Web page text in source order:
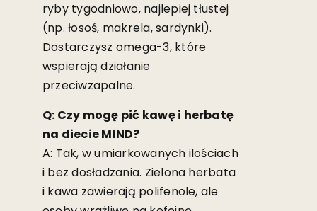
ryby tygodniowo, najlepiej tłustej
(np. łosoś, makrela, sardynki).
Dostarczysz omega-3, które
wspierają działanie
przeciwzapalne.
Q: Czy mogę pić kawę i herbatę
na diecie MIND?
A: Tak, w umiarkowanych ilościach
i bez dosładzania. Zielona herbata
i kawa zawierają polifenole, ale